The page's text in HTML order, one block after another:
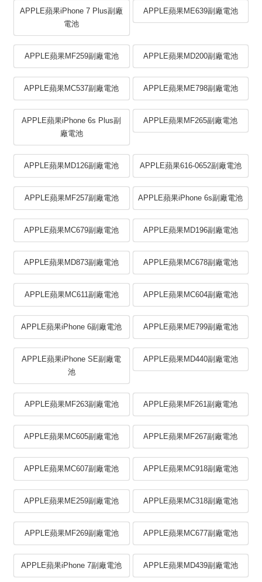
APPLE蘋果iPhone 7 Plus副廠
電池
APPLE蘋果ME639副廠電池
APPLE蘋果MF259副廠電池 APPLE蘋果MD200副廠電池
APPLE蘋果MC537副廠電池 APPLE蘋果ME798副廠電池
APPLE蘋果iPhone 6s Plus副
廠電池
APPLE蘋果MF265副廠電池
APPLE蘋果MD126副廠電池 APPLE蘋果616-0652副廠電池
APPLE蘋果MF257副廠電池 APPLE蘋果iPhone 6s副廠電池
APPLE蘋果MC679副廠電池 APPLE蘋果MD196副廠電池
APPLE蘋果MD873副廠電池 APPLE蘋果MC678副廠電池
APPLE蘋果MC611副廠電池 APPLE蘋果MC604副廠電池
APPLE蘋果iPhone 6副廠電池 APPLE蘋果ME799副廠電池
APPLE蘋果iPhone SE副廠電
池
APPLE蘋果MD440副廠電池
APPLE蘋果MF263副廠電池 APPLE蘋果MF261副廠電池
APPLE蘋果MC605副廠電池 APPLE蘋果MF267副廠電池
APPLE蘋果MC607副廠電池 APPLE蘋果MC918副廠電池
APPLE蘋果ME259副廠電池 APPLE蘋果MC318副廠電池
APPLE蘋果MF269副廠電池 APPLE蘋果MC677副廠電池
APPLE蘋果iPhone 7副廠電池 APPLE蘋果MD439副廠電池